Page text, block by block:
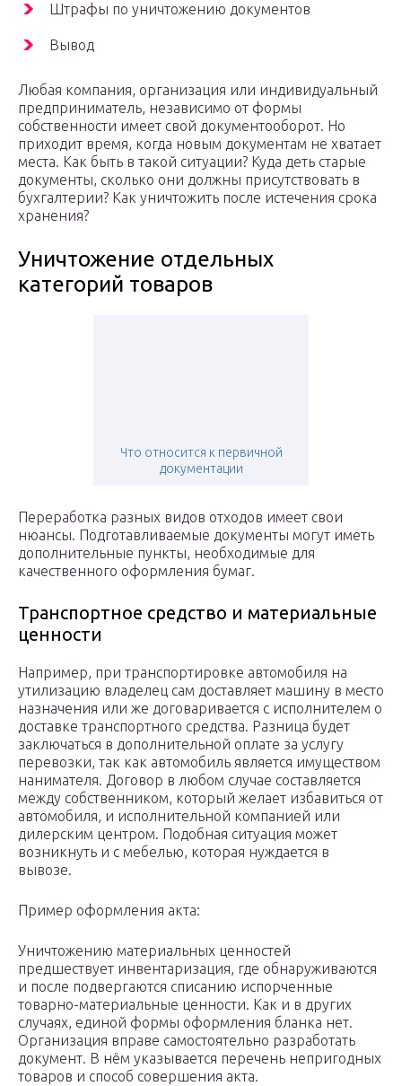
Штрафы по уничтожению документов
Вывод
Любая компания, организация или индивидуальный
предприниматель, независимо от формы
собственности имеет свой документооборот. Но
приходит время, когда новым документам не хватает
места. Как быть в такой ситуации? Куда деть старые
документы, сколько они должны присутствовать в
бухгалтерии? Как уничтожить после истечения срока
хранения?
Уничтожение отдельных
категорий товаров
Что относится к первичной
документации
Переработка разных видов отходов имеет свои
нюансы. Подготавливаемые документы могут иметь
дополнительные пункты, необходимые для
качественного оформления бумаг.
Транспортное средство и материальные
ценности
Например, при транспортировке автомобиля на
утилизацию владелец сам доставляет машину в место
назначения или же договаривается с исполнителем о
доставке транспортного средства. Разница будет
заключаться в дополнительной оплате за услугу
перевозки, так как автомобиль является имуществом
нанимателя. Договор в любом случае составляется
между собственником, который желает избавиться от
автомобиля, и исполнительной компанией или
дилерским центром. Подобная ситуация может
возникнуть и с мебелью, которая нуждается в
вывозе.
Пример оформления акта:
Уничтожению материальных ценностей
предшествует инвентаризация, где обнаруживаются
и после подвергаются списанию испорченные
товарно-материальные ценности. Как и в других
случаях, единой формы оформления бланка нет.
Организация вправе самостоятельно разработать
документ. В нём указывается перечень непригодных
товаров и способ совершения акта.